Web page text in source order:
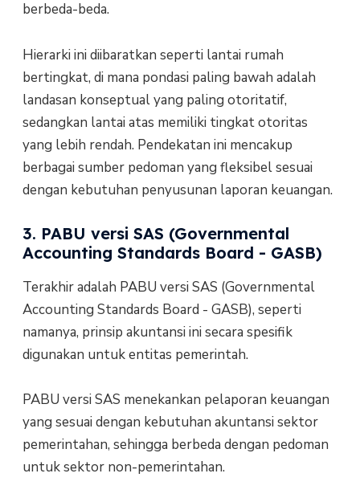
berbeda-beda.
Hierarki ini diibaratkan seperti lantai rumah
bertingkat, di mana pondasi paling bawah adalah
landasan konseptual yang paling otoritatif,
sedangkan lantai atas memiliki tingkat otoritas
yang lebih rendah. Pendekatan ini mencakup
berbagai sumber pedoman yang fleksibel sesuai
dengan kebutuhan penyusunan laporan keuangan.
3. PABU versi SAS (Governmental
Accounting Standards Board - GASB)
Terakhir adalah PABU versi SAS (Governmental
Accounting Standards Board - GASB), seperti
namanya, prinsip akuntansi ini secara spesifik
digunakan untuk entitas pemerintah.
PABU versi SAS menekankan pelaporan keuangan
yang sesuai dengan kebutuhan akuntansi sektor
pemerintahan, sehingga berbeda dengan pedoman
untuk sektor non-pemerintahan.